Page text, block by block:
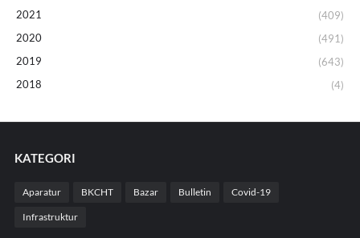
2021
(409)
2020
(491)
2019
(643)
2018
(4)
KATEGORI
Aparatur BKCHT Bazar Bulletin Covid-19
Infrastruktur